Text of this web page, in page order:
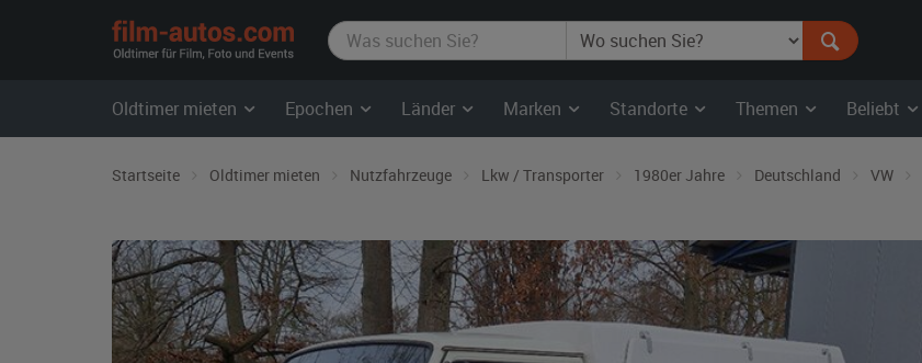
film-
autos.com
Oldtimer mieten Epochen Länder Marken Standorte Themen Beliebt
Startseite Oldtimer mieten Nutzfahrzeuge Lkw / Transporter 1980er Jahre Deutschland VW